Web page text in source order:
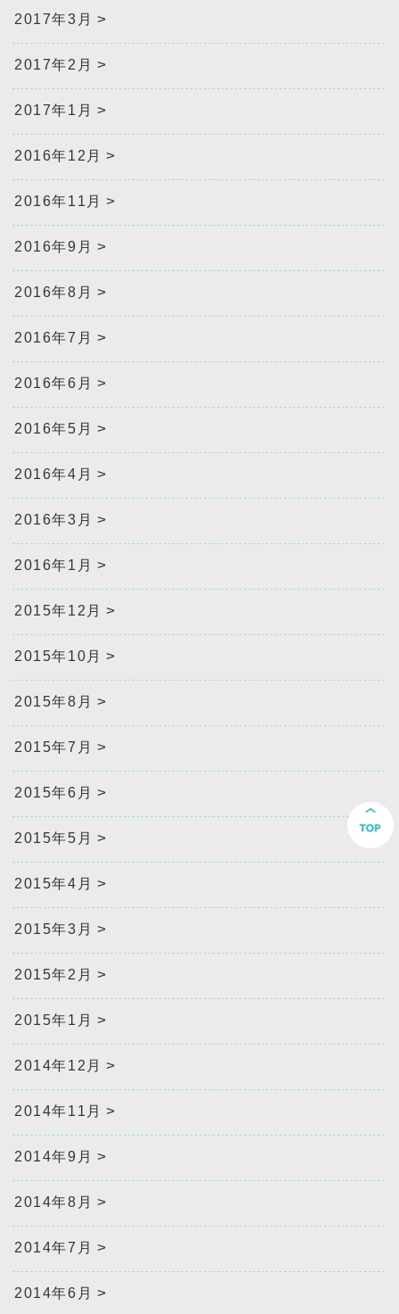
2017年3月
2017年2月
2017年1月
2016年12月
2016年11月
2016年9月
2016年8月
2016年7月
2016年6月
2016年5月
2016年4月
2016年3月
2016年1月
2015年12月
2015年10月
2015年8月
2015年7月
2015年6月
2015年5月
2015年4月
2015年3月
2015年2月
2015年1月
2014年12月
2014年11月
2014年9月
2014年8月
2014年7月
2014年6月